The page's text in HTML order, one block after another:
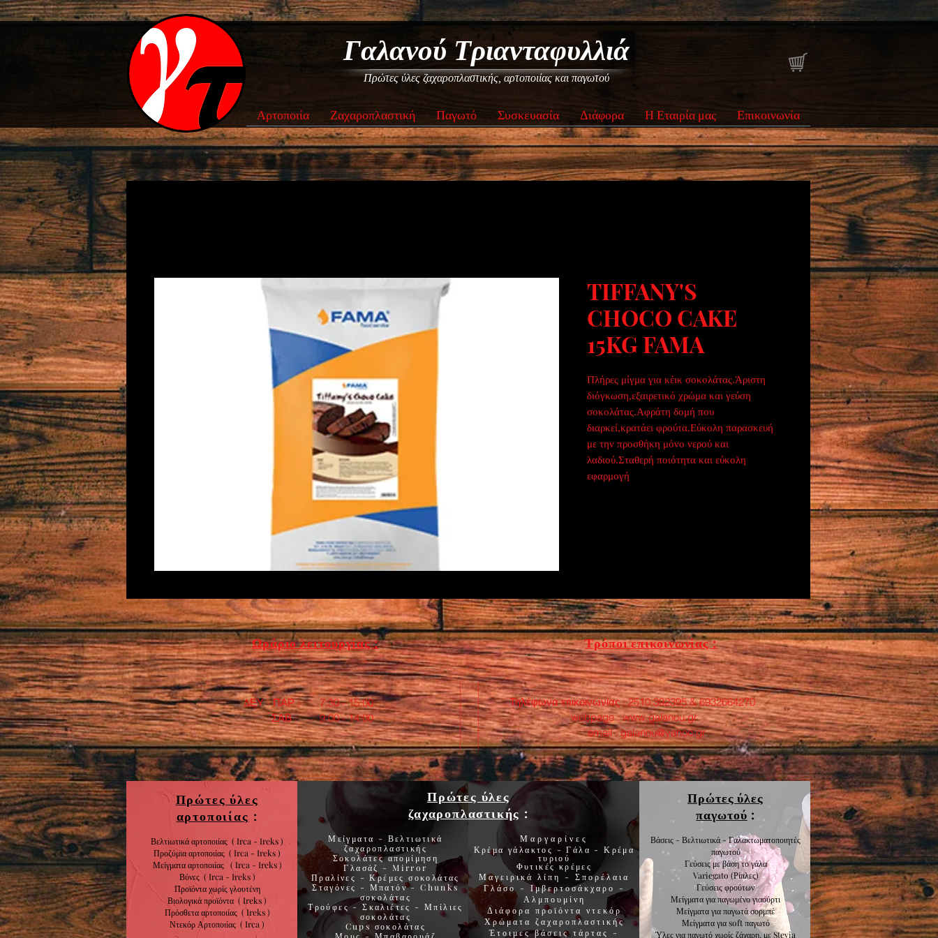
Γαλανού Τριανταφυλλιά
Πρώτες ύλες ζαχαροπλαστικής, αρτοποιίας και παγωτού
Αρτοποιία Ζαχαροπλαστική Παγωτό Συσκευασία Διάφορα Η Εταιρία μας Επικοινωνία
TIFFANY'S
CHOCO CAKE
15KG FAMA
Πλήρες μίγμα για κέικ σοκολάτας.Άριστη
διόγκωση,εξαιρετικό χρώμα και γεύση
σοκολάτας.Αφράτη δομή που
διαρκεί,κρατάει φρούτα.Εύκολη παρασκευή
με την προσθήκη μόνο νερού και
λαδιού.Σταθερή ποιότητα και εύκολη
εφαρμογή
Ωράριο λειτουργίας :
ΔΕΥ - ΠΑΡ : 7:30 - 15:00
​ ΣΑΒ : 9:00 - 14:00
Τρόποι επικοινωνίας :
Τηλέφωνα επικοινωνίας : 2510 392395 & 6932664270
webpage :www.galanou.gr
email :galanou@yahoo.gr
Πρώτες ύλες
αρτοποιίας :
Βελτιωτικά αρτοποιίας ( Irca - Ireks )
Προζύμια αρτοποιίας ( Irca - Ireks )
Μείγματα αρτοποιίας ( Irca - Ireks )
Βύνες ( Irca - Ireks )
Προϊόντα χωρίςγλουτένη
Βιολογικάπροϊόντα ( Ireks )
Πρόσθετα αρτοποιίας (Ireks )
Ντεκόρ Αρτοποιίας ( Irca )
Μείγματα - Βελτιωτικά
ζαχαροπλαστικής
Σοκολάτεςαπομίμηση
Γλασάζ - Mirror
Πραλίνες - Κρέμες σοκολάτας
Σταγόνες - Μπατόν-Chunks
σοκολάτας
Τρούφες-Σκαλιέτες -Μπίλιες
σοκολάτας
Cups σοκολάτας
Μαργαρίνες
Κρέμα γάλακτος - Γάλα - Κρέμα
τυριού
Φυτικές κρέμες
Μαγειρικά λίπη - Σπορέλαια
Γλάσο -Ιμβερτοσάκχαρο -
Αλμπουμίνη
Διάφορα προϊόντα ντεκόρ
Χρώματα ζαχαροπλαστικής
Έτοιμες βάσεις τάρτας
-
Πρώτες ύλες
παγωτού :
Βάσεις - Βελτιωτικά - Γαλακτωματοποιητές
παγωτού
Γεύσεις με βάση το γάλα
Variegato (Ρίπλες)
Γεύσειςφρούτων
Μείγματα γιαπαγωμένο γιαούρτι
Μείγματα γιαπαγωτά σορμπέ
Μείγματα γιαsoft παγωτό
Ύλες για παγωτό χωρίς ζάχαρη, με Stevia
Πρώτες ύλες
ζαχαροπλαστικής :